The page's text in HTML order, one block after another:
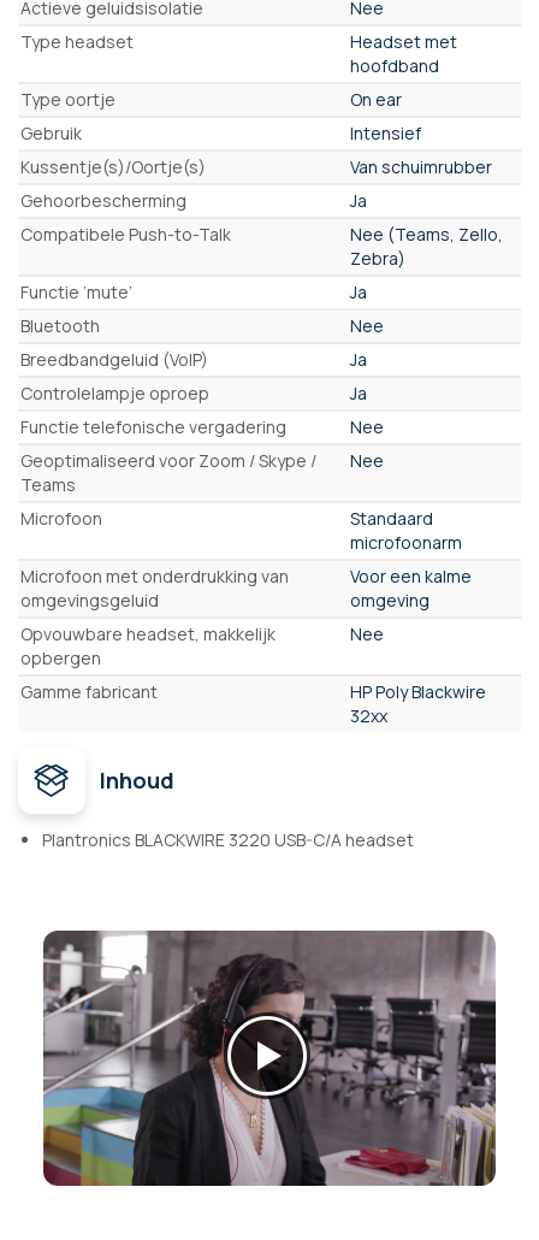
Actieve geluidsisolatie
Nee
Type headset
Headset met
hoofdband
Type oortje
On ear
Gebruik
Intensief
Kussentje(s)/Oortje(s)
Van schuimrubber
Gehoorbescherming
Ja
Compatibele Push-to-Talk
Nee (Teams, Zello,
Zebra)
Functie ‘mute’
Ja
Bluetooth
Nee
Breedbandgeluid (VoIP)
Ja
Controlelampje oproep
Ja
Functie telefonische vergadering
Nee
Geoptimaliseerd voor Zoom / Skype /
Teams
Nee
Microfoon
Standaard
microfoonarm
Microfoon met onderdrukking van
omgevingsgeluid
Voor een kalme
omgeving
Opvouwbare headset, makkelijk
opbergen
Nee
Gamme fabricant
HP Poly Blackwire
32xx
Inhoud
Plantronics BLACKWIRE 3220 USB-C/A headset